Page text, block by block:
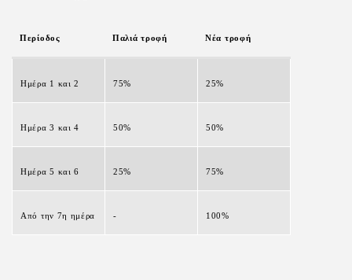
Περίοδος Παλιά τροφή Νέα τροφή
Ημέρα 1 και 2 75% 25%
Ημέρα 3 και 4 50% 50%
Ημέρα 5 και 6 25% 75%
Από την 7η ημέρα - 100%